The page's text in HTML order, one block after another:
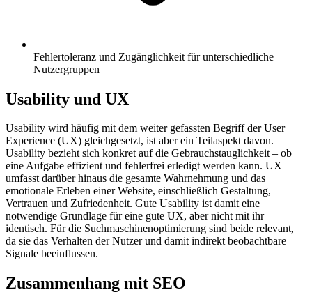
Fehlertoleranz und Zugänglichkeit für unterschiedliche
Nutzergruppen
Usability und UX
Usability wird häufig mit dem weiter gefassten Begriff der User
Experience (UX) gleichgesetzt, ist aber ein Teilaspekt davon.
Usability bezieht sich konkret auf die Gebrauchstauglichkeit – ob
eine Aufgabe effizient und fehlerfrei erledigt werden kann. UX
umfasst darüber hinaus die gesamte Wahrnehmung und das
emotionale Erleben einer Website, einschließlich Gestaltung,
Vertrauen und Zufriedenheit. Gute Usability ist damit eine
notwendige Grundlage für eine gute UX, aber nicht mit ihr
identisch. Für die Suchmaschinenoptimierung sind beide relevant,
da sie das Verhalten der Nutzer und damit indirekt beobachtbare
Signale beeinflussen.
Zusammenhang mit SEO